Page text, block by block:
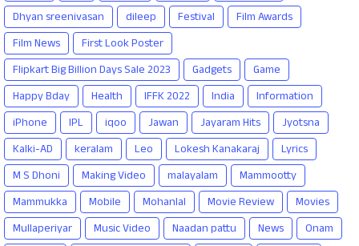
Dhyan sreenivasan
dileep Festival
Film Awards
Film News
First Look Poster
Flipkart Big Billion Days Sale 2023
Gadgets
Game
Happy Bday
Health IFFK 2022 India
Information
iPhone
IPL iqoo Jawan Jayaram Hits
Jyotsna
Kalki-AD
keralam Leo Lokesh Kanakaraj
Lyrics
M S Dhoni
Making Video malayalam
Mammootty
Mammukka
Mobile Mohanlal Movie Review
Movies
Mullaperiyar
Music Video Naadan pattu News
Onam